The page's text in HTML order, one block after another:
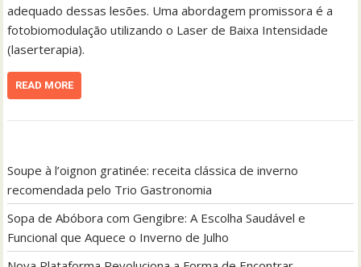
adequado dessas lesões. Uma abordagem promissora é a
fotobiomodulação utilizando o Laser de Baixa Intensidade
(laserterapia).
READ MORE
Soupe à l’oignon gratinée: receita clássica de inverno
recomendada pelo Trio Gastronomia
Sopa de Abóbora com Gengibre: A Escolha Saudável e
Funcional que Aquece o Inverno de Julho